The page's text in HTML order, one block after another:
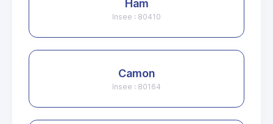
Ham
Insee : 80410
Camon
Insee : 80164